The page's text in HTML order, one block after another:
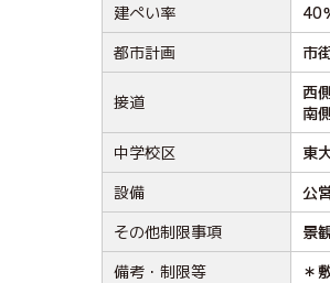
建ぺい率
40
都市計画
市
接道
西
南
中学校区 東
設備
公
その他制限事項
景
備考・制限等
＊